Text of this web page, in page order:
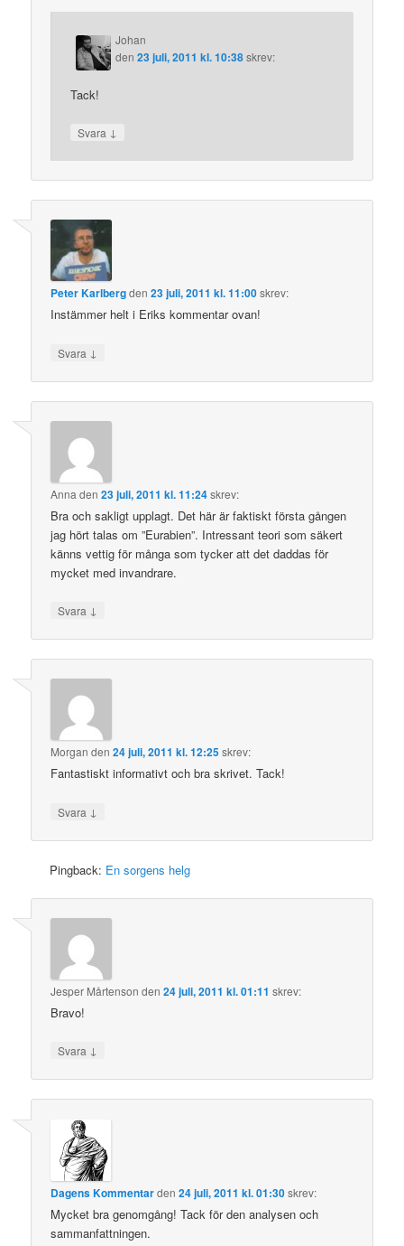
Johan
den23 juli, 2011 kl. 10:38skrev:
Tack!
Svara ↓
Peter Karlbergden23 juli, 2011 kl. 11:00skrev:
Instämmer helt i Eriks kommentar ovan!
Svara ↓
Anna den23 juli, 2011 kl. 11:24skrev:
Bra och sakligt upplagt. Det här är faktiskt första gången
jag hört talas om ”Eurabien”. Intressant teori som säkert
känns vettig för många som tycker att det daddas för
mycket med invandrare.
Svara ↓
Morgan den24 juli, 2011 kl. 12:25skrev:
Fantastiskt informativt och bra skrivet. Tack!
Svara ↓
Pingback: En sorgens helg
Jesper Mårtenson den24 juli, 2011 kl. 01:11 skrev:
Bravo!
Svara ↓
Dagens Kommentarden24 juli, 2011 kl. 01:30skrev:
Mycket bra genomgång! Tack för den analysen och
sammanfattningen.